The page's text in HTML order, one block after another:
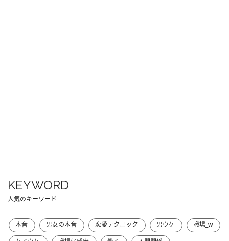
KEYWORD
人気のキーワード
本音 男女の本音 恋愛テクニック 男ウケ
職場_w